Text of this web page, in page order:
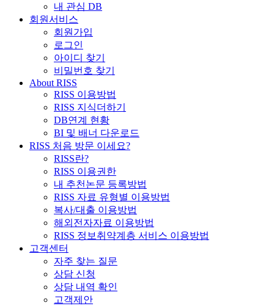
내 관심 DB
회원서비스
회원가입
로그인
아이디 찾기
비밀번호 찾기
About RISS
RISS 이용방법
RISS 지식더하기
DB연계 현황
BI 및 배너 다운로드
RISS 처음 방문 이세요?
RISS란?
RISS 이용권한
내 추천논문 등록방법
RISS 자료 유형별 이용방법
복사/대출 이용방법
해외전자자료 이용방법
RISS 정보취약계층 서비스 이용방법
고객센터
자주 찾는 질문
상담 신청
상담 내역 확인
고객제안